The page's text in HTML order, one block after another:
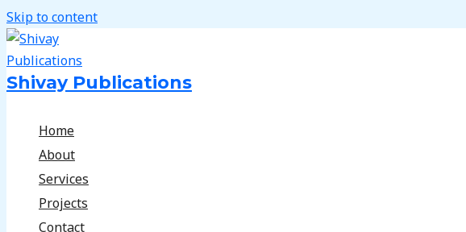
Skip to content
Shivay Publications
Home
About
Services
Projects
Contact